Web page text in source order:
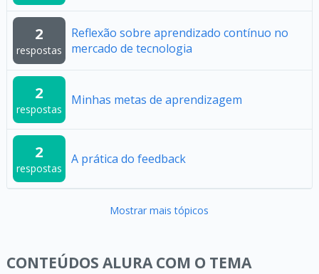
2
respostas
Reflexão sobre aprendizado contínuo no
mercado de tecnologia
2
respostas
Minhas metas de aprendizagem
2
respostas
A prática do feedback
Mostrar mais tópicos
CONTEÚDOS ALURA COM O TEMA